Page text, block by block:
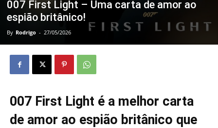
007 First Light – Uma carta de amor ao
espião britânico!
By Rodrigo - 27/05/2026
007 First Light é a melhor carta
de amor ao espião britânico que